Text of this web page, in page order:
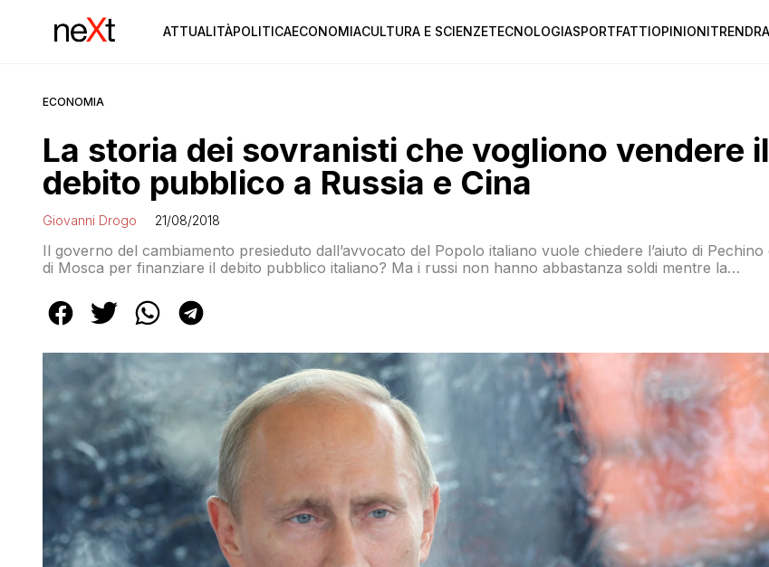
ATTUALITÀPOLITICAECONOMIACULTURA E SCIENZETECNOLOGIASPORTFATTIOPINIONITREND
ECONOMIA
La storia dei sovranisti che vogliono vendere il
debito pubblico a Russia e Cina
Giovanni Drogo 21/08/2018
Il governo del cambiamento presieduto dall’avvocato del Popolo italiano vuole chiedere l’aiuto di Pechino
di Mosca per finanziare il debito pubblico italiano? Ma i russi non hanno abbastanza soldi mentre la
patriottica)